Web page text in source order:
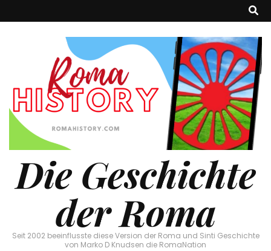
Die Geschichte
der Roma
Seit 2002 beeinflusste diese Version der Roma und Sinti Geschichte
von Marko D Knudsen die RomaNation